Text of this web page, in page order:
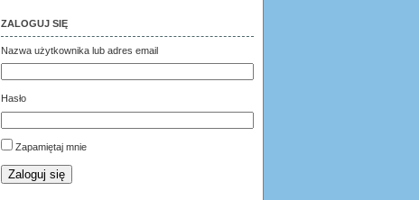
ZALOGUJ SIĘ
Nazwa użytkownika lub adres email
Hasło
Zapamiętaj mnie
Zaloguj się